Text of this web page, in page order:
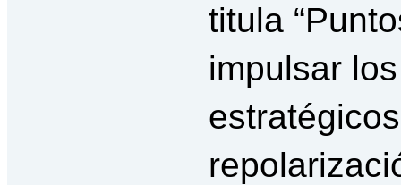
titula
impulsar